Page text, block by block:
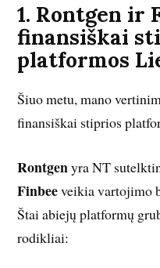
1. Rontgen ir
finansiškai
platformos
Šiuo metu, mano
finansiškai stiprios
Rontgenyra NT
Finbeeveikia vartojimo
Štai abiejų platformų
rodikliai: